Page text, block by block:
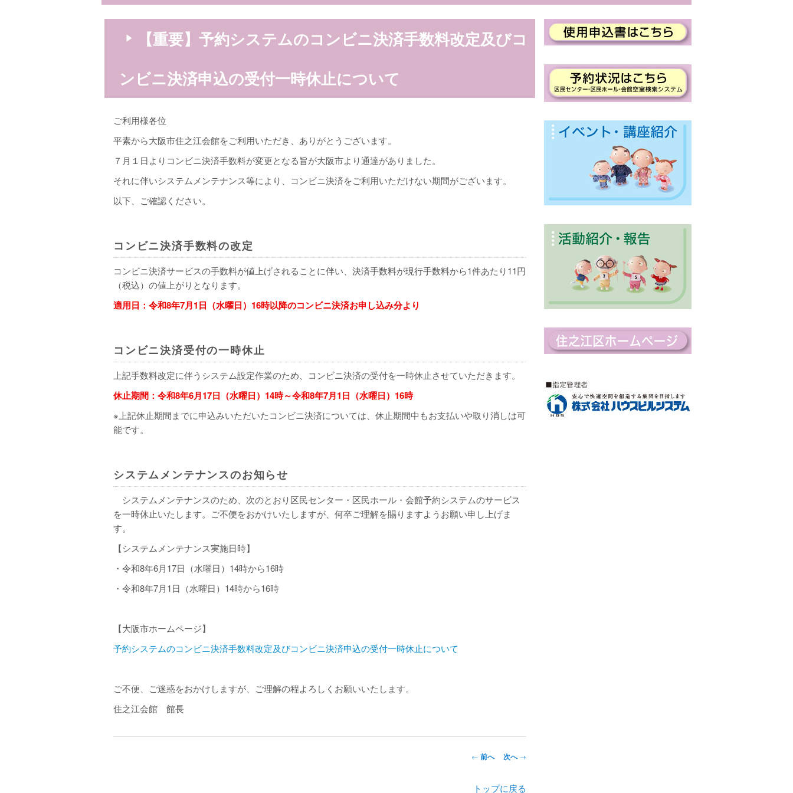
【重要】予約システムのコンビニ決済手数料改定及びコ
ンビニ決済申込の受付一時休止について
ご利用様各位
平素から大阪市住之江会館をご利用いただき、ありがとうございます。
７月１日よりコンビニ決済手数料が変更となる旨が大阪市より通達がありました。
それに伴いシステムメンテナンス等により、コンビニ決済をご利用いただけない期間がございます。
以下、ご確認ください。
コンビニ決済手数料の改定
コンビニ決済サービスの手数料が値上げされることに伴い、決済手数料が現行手数料から1件あたり11円
（税込）の値上がりとなります。
適用日：令和8年7月1日（水曜日）16時以降のコンビニ決済お申し込み分より
コンビニ決済受付の一時休止
上記手数料改定に伴うシステム設定作業のため、コンビニ決済の受付を一時休止させていただきます。
休止期間：令和8年6月17日（水曜日）14時～令和8年7月1日（水曜日）16時
※上記休止期間までに申込みいただいたコンビニ決済については、休止期間中もお支払いや取り消しは可
能です。
システムメンテナンスのお知らせ
システムメンテナンスのため、次のとおり区⺠センター・区⺠ホール・会館予約システムのサービス
を⼀時休⽌いたします。ご不便をおかけいたしますが、何卒ご理解を賜りますようお願い申し上げま
す。
【システムメンテナンス実施⽇時】
・令和8年6⽉17⽇（水曜日） 14時から16時
・令和8年7月1日（水曜日） 14時から16時
【大阪市ホームページ】
予約システムのコンビニ決済手数料改定及びコンビニ決済申込の受付一時休止について
ご不便、ご迷惑をおかけしますが、ご理解の程よろしくお願いいたします。
住之江会館 館長
← 前へ 次へ→
トップに戻る